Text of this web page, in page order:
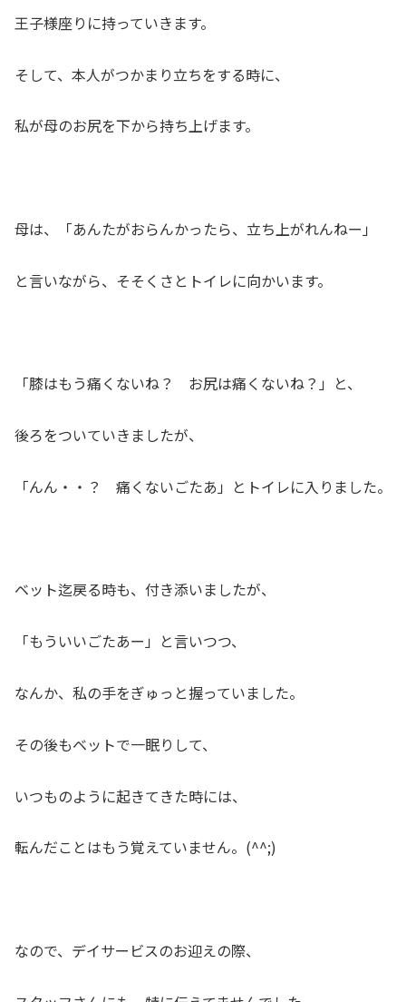
王子様座りに持っていきます。
そして、本人がつかまり立ちをする時に、
私が母のお尻を下から持ち上げます。
母は、「あんたがおらんかったら、立ち上がれんねー」
と言いながら、そそくさとトイレに向かいます。
「膝はもう痛くないね？ お尻は痛くないね？」と、
後ろをついていきましたが、
「んん・・？ 痛くないごたあ」とトイレに入りました。
ベット迄戻る時も、付き添いましたが、
「もういいごたあー」と言いつつ、
なんか、私の手をぎゅっと握っていました。
その後もベットで一眠りして、
いつものように起きてきた時には、
転んだことはもう覚えていません。(^^;)
なので、デイサービスのお迎えの際、